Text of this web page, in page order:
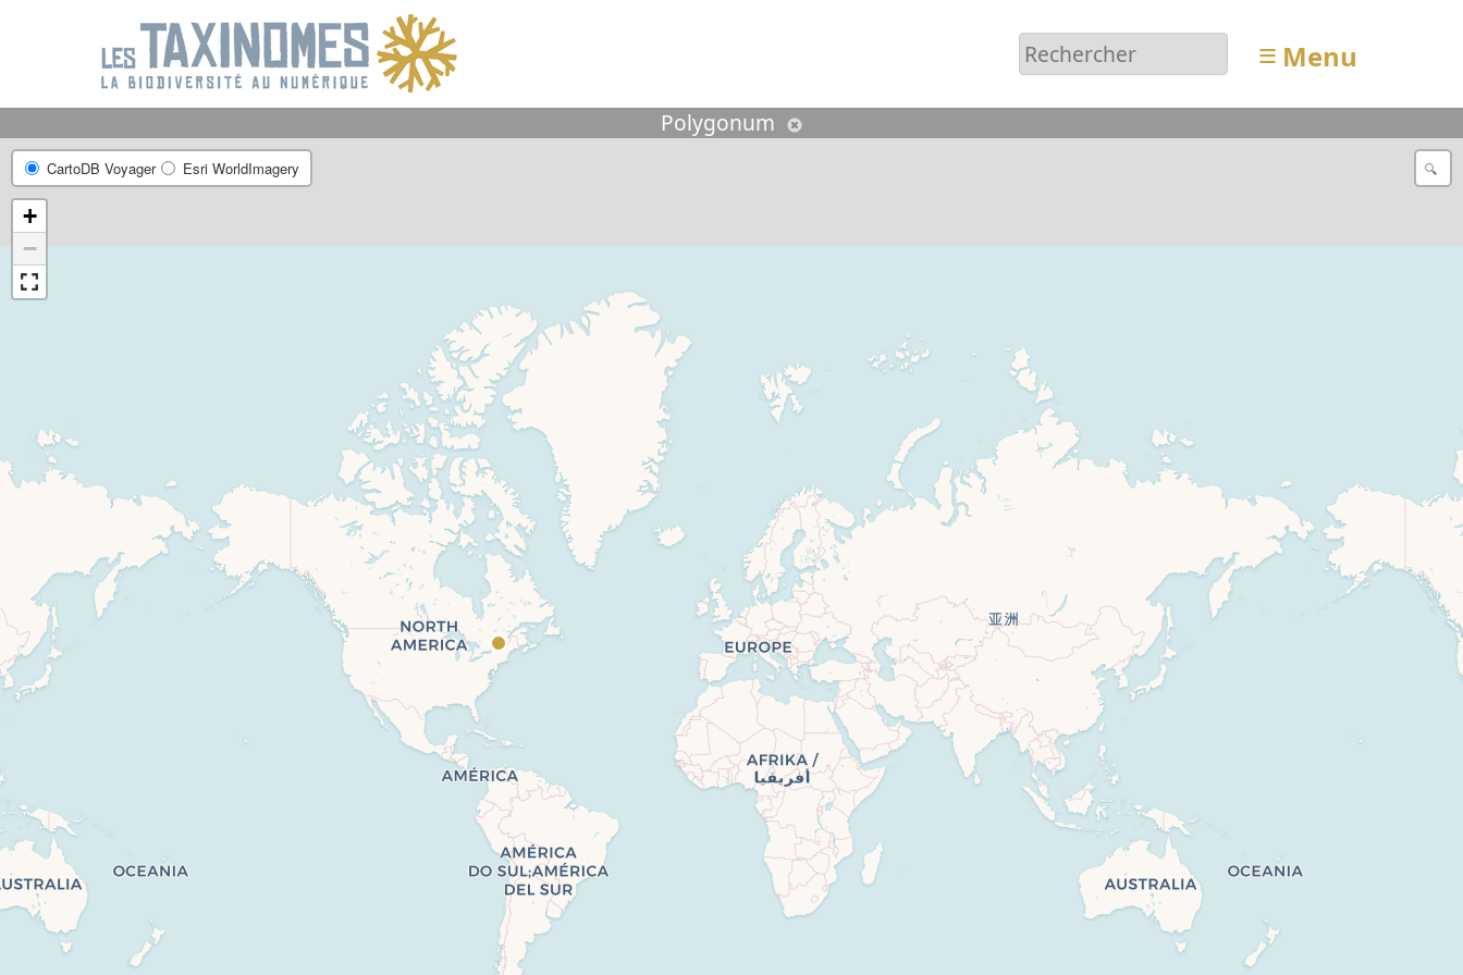
≡ Menu
Polygonum
CartoDB Voyager Esri WorldImagery
+
−